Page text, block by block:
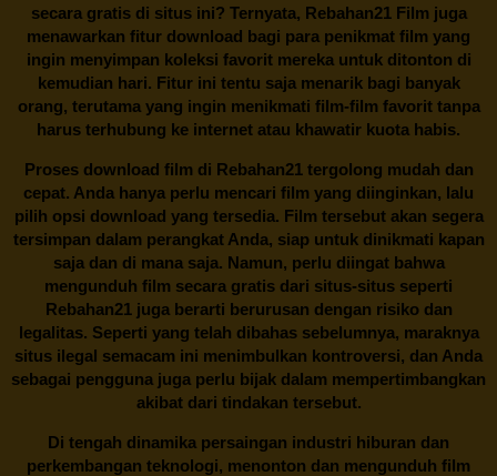
secara gratis di situs ini? Ternyata, Rebahan21 Film juga
menawarkan fitur download bagi para penikmat film yang
ingin menyimpan koleksi favorit mereka untuk ditonton di
kemudian hari. Fitur ini tentu saja menarik bagi banyak
orang, terutama yang ingin menikmati film-film favorit tanpa
harus terhubung ke internet atau khawatir kuota habis.
Proses download film di Rebahan21tergolong mudah dan
cepat. Anda hanya perlu mencari film yang diinginkan, lalu
pilih opsi download yang tersedia. Film tersebut akan segera
tersimpan dalam perangkat Anda, siap untuk dinikmati kapan
saja dan di mana saja. Namun, perlu diingat bahwa
mengunduh film secara gratis dari situs-situs seperti
Rebahan21 juga berarti berurusan dengan risiko dan
legalitas. Seperti yang telah dibahas sebelumnya, maraknya
situs ilegal semacam ini menimbulkan kontroversi, dan Anda
sebagai pengguna juga perlu bijak dalam mempertimbangkan
akibat dari tindakan tersebut.
Di tengah dinamika persaingan industri hiburan dan
perkembangan teknologi, menonton dan mengunduh film